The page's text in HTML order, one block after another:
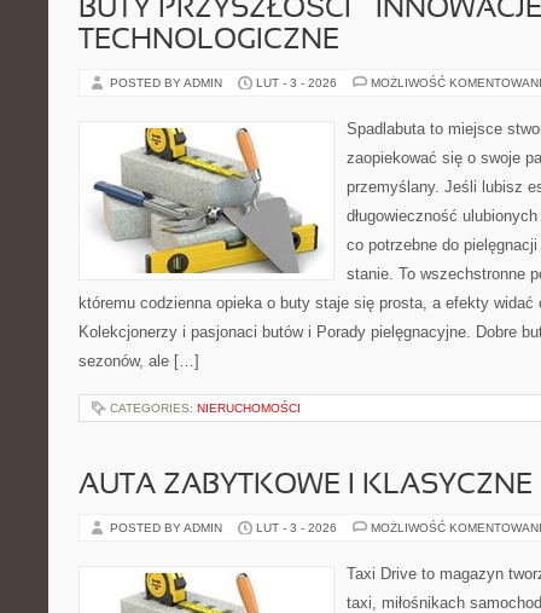
BUTY PRZYSZŁOŚCI – INNOWACJE
TECHNOLOGICZNE
POSTED BY ADMIN LUT - 3 - 2026 MOŻLIWOŚĆ
Spadlabuta to miejsce
zaopiekować się o swoje
przemyślany. Jeśli lubisz
długowieczność
co potrzebne do
stanie. To wszechstronne
któremu codzienna opieka o buty staje się prosta, a efekty widać
Kolekcjonerzy i pasjonaci butów i Porady pielęgnacyjne. Dobre
sezonów, ale […]
CATEGORIES: NIERUCHOMOŚCI
AUTA ZABYTKOWE I KLASYCZNE
POSTED BY ADMIN LUT - 3 - 2026 MOŻLIWOŚĆ
Taxi Drive to magazyn
taxi, miłośnikach